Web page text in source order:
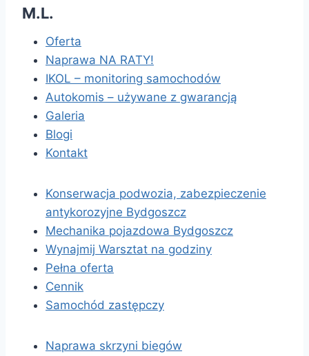
M.L.
Oferta
Naprawa NA RATY!
IKOL – monitoring samochodów
Autokomis – używane z gwarancją
Galeria
Blogi
Kontakt
Konserwacja podwozia, zabezpieczenie
antykorozyjne Bydgoszcz
Mechanika pojazdowa Bydgoszcz
Wynajmij Warsztat na godziny
Pełna oferta
Cennik
Samochód zastępczy
Naprawa skrzyni biegów